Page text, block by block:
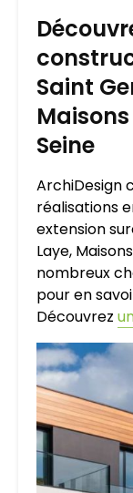
Saint
Seine
ArchiDesign
réalisations
extension
Laye,
nombreux
pour en
Découvrez